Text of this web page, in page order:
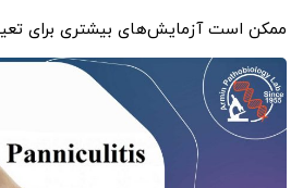
ممکن است آزمایش‌های بیشتری برای